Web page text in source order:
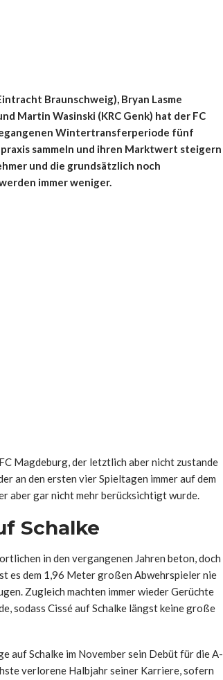
Braunschweig), Bryan Lasme
Martin Wasinski (KRC Genk) hat der FC
Wintertransferperiode fünf
sammeln und ihren Marktwert steigern
und die grundsätzlich noch
immer weniger.
Magdeburg, der letztlich aber nicht zustande
an den ersten vier Spieltagen immer auf dem
aber gar nicht mehr berücksichtigt wurde.
Schalke
in den vergangenen Jahren beton, doch
es dem 1,96 Meter großen Abwehrspieler nie
Zugleich machten immer wieder Gerüchte
sodass Cissé auf Schalke längst keine große
auf Schalke im November sein Debüt für die A-
verlorene Halbjahr seiner Karriere, sofern